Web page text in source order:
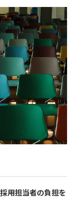
用担当者の負担を